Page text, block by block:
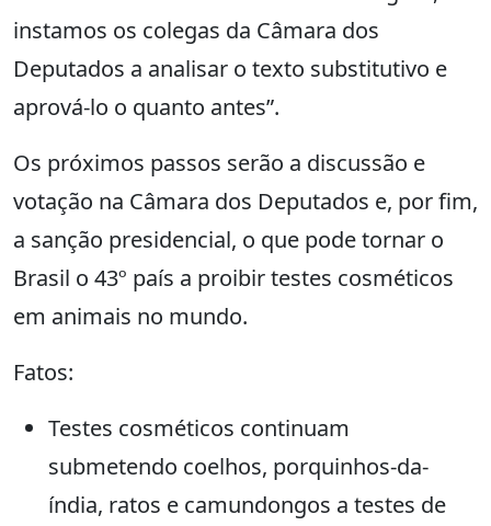
instamos os colegas da Câmara dos
Deputados a analisar o texto substitutivo e
aprová-lo o quanto antes”.
Os próximos passos serão a discussão e
votação na Câmara dos Deputados e, por fim,
a sanção presidencial, o que pode tornar o
Brasil o 43º país a proibir testes cosméticos
em animais no mundo.
Fatos:
Testes cosméticos continuam
submetendo coelhos, porquinhos-da-
índia, ratos e camundongos a testes de